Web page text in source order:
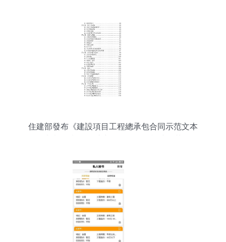
住建部發布《建設項目工程總承包合同示范文本